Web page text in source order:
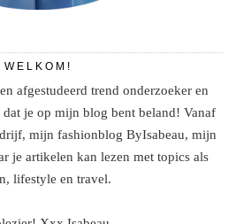
WELKOM!
afgestudeerd trend onderzoeker en
dat je op mijn blog bent beland! Vanaf
mijn fashionblog ByIsabeau, mijn
je artikelen kan lezen met topics als
lifestyle en travel.